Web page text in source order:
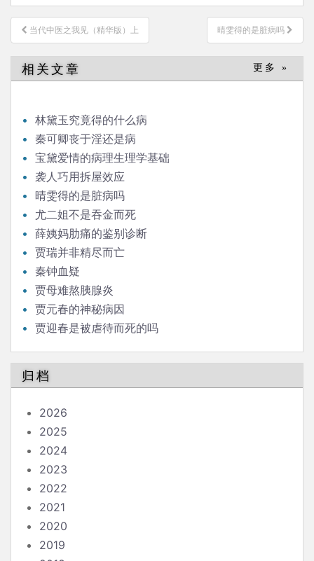
文
章
导
航
当代中医之我见（精华版）上 晴雯得的是脏病吗
相关文章 更多 »
林黛玉究竟得的什么病
秦可卿丧于淫还是病
宝黛爱情的病理生理学基础
袭人巧用拆屋效应
晴雯得的是脏病吗
尤二姐不是吞金而死
薛姨妈肋痛的鉴别诊断
贾瑞并非精尽而亡
秦钟血疑
贾母难熬胰腺炎
贾元春的神秘病因
贾迎春是被虐待而死的吗
归档
2026
2025
2024
2023
2022
2021
2020
2019